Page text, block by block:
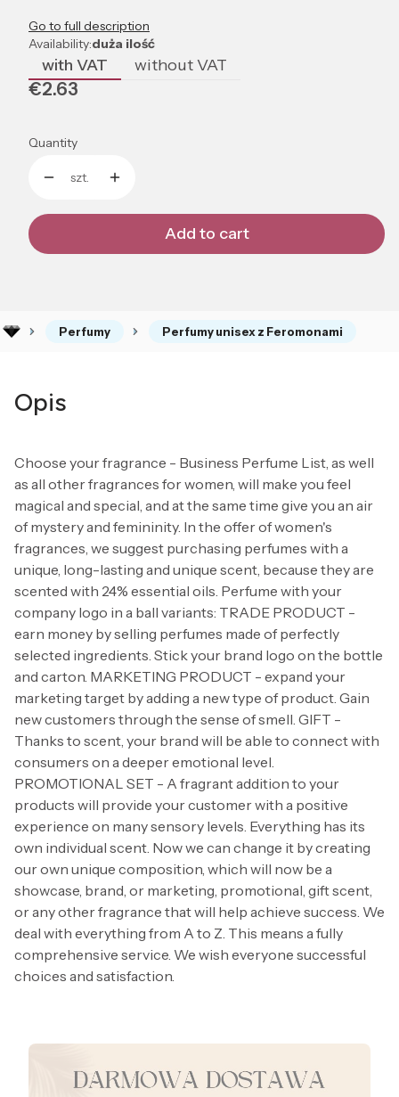
Go to full description
Availability:duża ilość
with VAT without VAT
Price
€2.63
Quantity
szt.
Add to cart
Perfumy Perfumy unisex z Feromonami
Opis
Choose your fragrance - Business Perfume List, as well
as all other fragrances for women, will make you feel
magical and special, and at the same time give you an air
of mystery and femininity. In the offer of women's
fragrances, we suggest purchasing perfumes with a
unique, long-lasting and unique scent, because they are
scented with 24% essential oils. Perfume with your
company logo in a ball variants: TRADE PRODUCT -
earn money by selling perfumes made of perfectly
selected ingredients. Stick your brand logo on the bottle
and carton. MARKETING PRODUCT - expand your
marketing target by adding a new type of product. Gain
new customers through the sense of smell. GIFT -
Thanks to scent, your brand will be able to connect with
consumers on a deeper emotional level.
PROMOTIONAL SET - A fragrant addition to your
products will provide your customer with a positive
experience on many sensory levels. Everything has its
own individual scent. Now we can change it by creating
our own unique composition, which will now be a
showcase, brand, or marketing, promotional, gift scent,
or any other fragrance that will help achieve success. We
deal with everything from A to Z. This means a fully
comprehensive service. We wish everyone successful
choices and satisfaction.